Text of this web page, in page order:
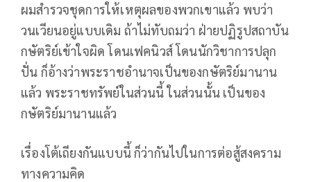
ผมสำรวจชุดการให้เหตุผลของพวกเขาแล้ว พบว่า
วนเวียนอยู่แบบเดิม ถ้าไม่ทับถมว่า ฝ่ายปฏิรูปสถาบัน
กษัตริย์เข้าใจผิด โดนเฟคนิวส์ โดนนักวิชาการปลุก
ปั่น ก็อ้างว่าพระราชอำนาจเป็นของกษัตริย์มานาน
แล้ว พระราชทรัพย์ในส่วนนี้ ในส่วนนั้น เป็นของ
กษัตริย์มานานแล้ว
เรื่องโต้เถียงกันแบบนี้ ก็ว่ากันไปในการต่อสู้สงคราม
ทางความคิด